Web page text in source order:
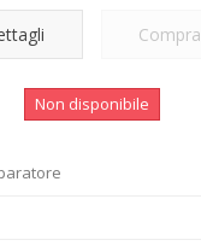
Compra
Non disponibile